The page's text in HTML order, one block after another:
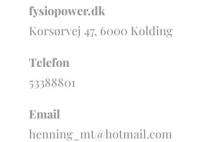
fysiopower.dk
Korsørvej 47, 6000 Kolding
Telefon
53388801
Email
henning_mt@hotmail.com